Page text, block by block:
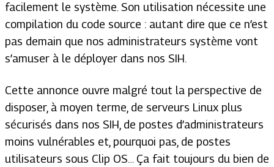
facilement le système. Son utilisation nécessite une
compilation du code source : autant dire que ce n’est
pas demain que nos administrateurs système vont
s’amuser à le déployer dans nos SIH.
Cette annonce ouvre malgré tout la perspective de
disposer, à moyen terme, de serveurs Linux plus
sécurisés dans nos SIH, de postes d’administrateurs
moins vulnérables et, pourquoi pas, de postes
utilisateurs sous Clip OS… Ça fait toujours du bien de